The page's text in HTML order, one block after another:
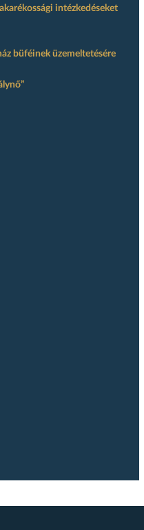
intézkedéseket
büféinek üzemeltetésére